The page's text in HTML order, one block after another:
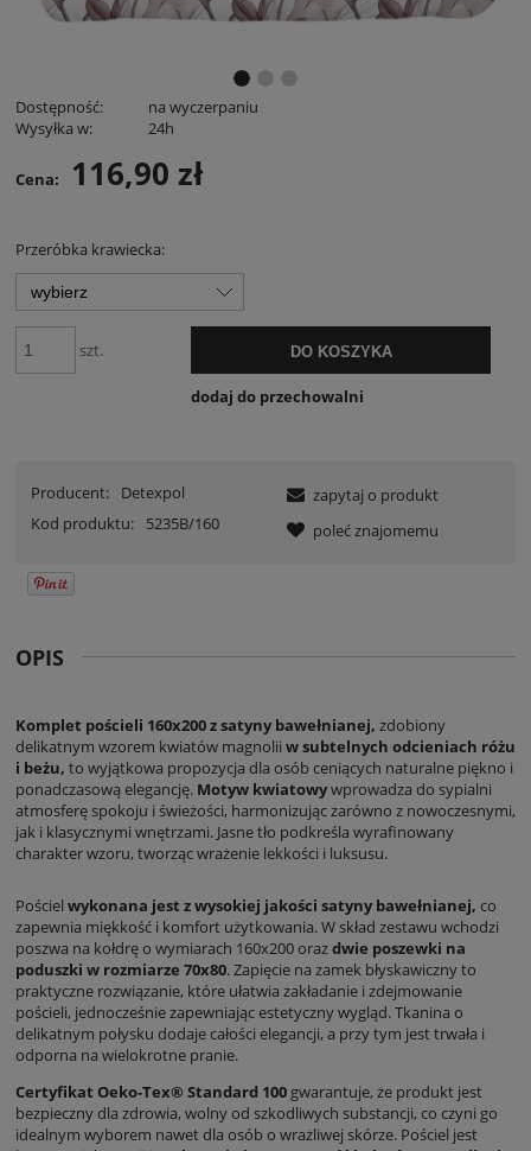
Dostępność:
na wyczerpaniu
Wysyłka w:
24h
Cena: 116,90 zł
Przeróbka krawiecka:
szt. DO KOSZYKA
dodaj do przechowalni
Producent:
Detexpol
Kod produktu:
5235B/160
zapytaj o produkt
poleć znajomemu
OPIS
Komplet pościeli 160x200 z satyny bawełnianej, zdobiony
delikatnym wzorem kwiatów magnolii w subtelnych odcieniach różu
i beżu, to wyjątkowa propozycja dla osób ceniących naturalne piękno i
ponadczasową elegancję. Motyw kwiatowywprowadza do sypialni
atmosferę spokoju i świeżości, harmonizując zarówno z nowoczesnymi,
jak i klasycznymi wnętrzami. Jasne tło podkreśla wyrafinowany
charakter wzoru, tworząc wrażenie lekkości i luksusu.
Pościel wykonana jest z wysokiej jakości satyny bawełnianej, co
zapewnia miękkość i komfort użytkowania. W skład zestawu wchodzi
poszwa na kołdrę o wymiarach 160x200 orazdwie poszewki na
poduszki w rozmiarze 70x80. Zapięcie na zamek błyskawiczny to
praktyczne rozwiązanie, które ułatwia zakładanie i zdejmowanie
pościeli, jednocześnie zapewniając estetyczny wygląd. Tkanina o
delikatnym połysku dodaje całości elegancji, a przy tym jest trwała i
odporna na wielokrotne pranie.
Certyfikat Oeko-Tex® Standard 100 gwarantuje, że produkt jest
bezpieczny dla zdrowia, wolny od szkodliwych substancji, co czyni go
idealnym wyborem nawet dla osób o wrażliwej skórze. Pościel jest